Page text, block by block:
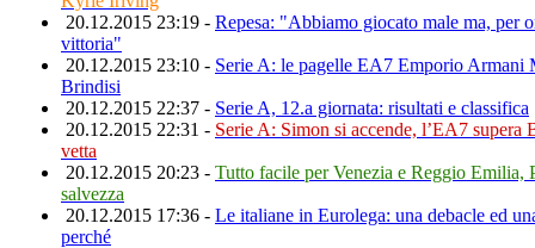
20.12.2015 23:19 - Repesa: "Abbiamo giocato male ma, per
vittoria"
20.12.2015 23:10 - Serie A: le pagelle EA7 Emporio Armani
Brindisi
20.12.2015 22:37 - Serie A, 12.a giornata: risultati e classifica
20.12.2015 22:31 - Serie A: Simon si accende, l’EA7 supera
vetta
20.12.2015 20:23 - Tutto facile per Venezia e Reggio Emilia,
salvezza
20.12.2015 17:36 - Le italiane in Eurolega: una debacle ed
perché